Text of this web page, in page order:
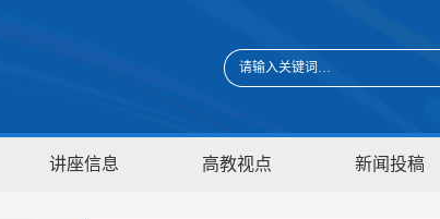
讲座信息 高教视点 新闻投稿